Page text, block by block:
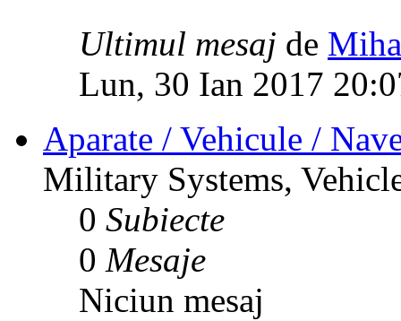
Ultimul mesaj de
Lun, 30 Ian 2017
Aparate / Vehicule /
Military Systems,
0 Subiecte
0 Mesaje
Niciun mesaj